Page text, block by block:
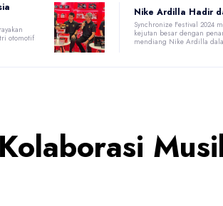
otomotif
Nike Ardilla Hadir
Synchronize Festival 2024
kejutan besar dengan
mendiang Nike Ardilla